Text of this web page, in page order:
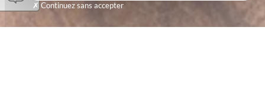
Continuez sans accepter